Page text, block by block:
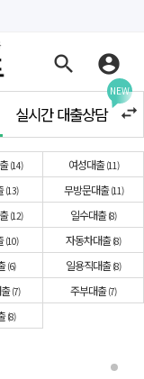
search account_circle
실시간 대출상담
NEW
swap_horiz
14 여성대출11
13 무방문대출11
12 일수대출 8
10 자동차대출 8
6 일용직대출 8
7 주부대출 7
8